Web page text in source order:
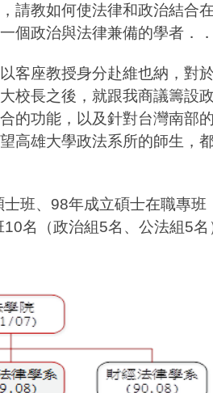
請教如何使法律和政治結合
個政治與法律兼備的學者．．
座教授身分赴維也納，對
校長之後，就跟我商議籌設
的功能，以及針對台灣南部
高雄大學政法系所的師生，
班、98年成立碩士在職專班
名（政治組5名、公法組5